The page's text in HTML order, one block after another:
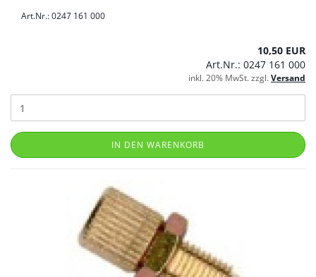
Art.Nr.: 0247 161 000
10,50 EUR
Art.Nr.: 0247 161 000
inkl. 20% MwSt. zzgl.Versand
IN DEN WARENKORB